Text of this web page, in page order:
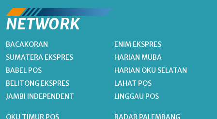
NETWORK
BACAKORAN
SUMATERA EKSPRES
BABEL POS
BELITONG EKSPRES
JAMBI INDEPENDENT
ENIM EKSPRES
HARIAN MUBA
HARIAN OKU SELATAN
LAHAT POS
LINGGAU POS
OKU TIMUR POS RADAR PALEMBANG